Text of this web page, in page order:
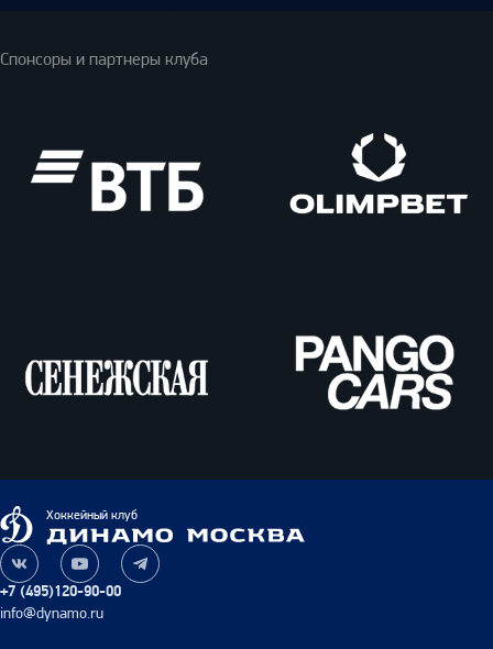
Спонсоры и партнеры клуба
Cars
Динамо
Москва
Хоккейный клуб
+7 (495)120-90-00
info@dynamo.ru
Наша
группа
ВКонтакте
Наш
канал
на
Наш
канал